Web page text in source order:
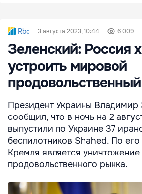
Rbc 3 августа 2023, 10:44 6 009
Зеленский: Россия
устроить мировой
Президент Украины Владимир
сообщил, что в ночь на 2
выпустили по Украине 37
беспилотников Shahed. По
Кремля является
продовольственного рынка.